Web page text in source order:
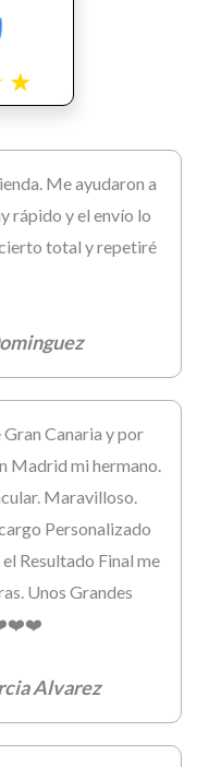
Me ayudaron a
rápido y el envío lo
total y repetiré
Canaria y por
Madrid mi hermano.
Maravilloso.
Personalizado
Resultado Final me
Unos Grandes
Alvarez